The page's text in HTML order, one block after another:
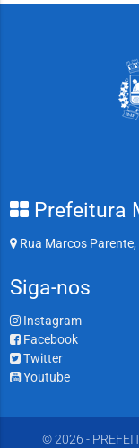
Prefeitura
Rua Marcos Parente,
Siga-nos
Instagram
Facebook
Twitter
Youtube
© 2026 -